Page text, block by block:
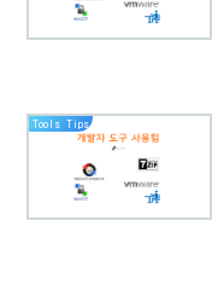
Tools Tips